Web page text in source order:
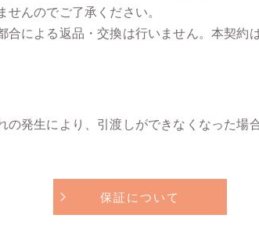
んのでご了承ください。
による返品・交換は行いません。本契約
発生により、引渡しができなくなった場
保証について